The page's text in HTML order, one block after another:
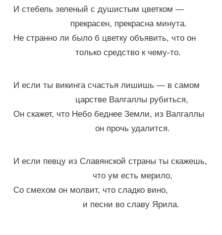
И стебель зеленый с душистым цветком —
прекрасен, прекрасна минута.
Не странно ли было б цветку объявить, что он
только средство к чему-то.
И если ты викинга счастья лишишь — в самом
царстве Валгаллы рубиться,
Он скажет, что Небо беднее Земли, из Валгаллы
он прочь удалится.
И если певцу из Славянской страны ты скажешь,
что ум есть мерило,
Со смехом он молвит, что сладко вино,
и песни во славу Ярила.